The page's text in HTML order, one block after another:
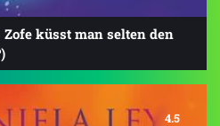
küsst man selten den
4.5